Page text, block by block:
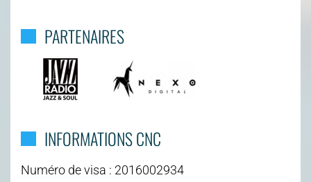
PARTENAIRES
INFORMATIONS CNC
Numéro de visa : 2016002934